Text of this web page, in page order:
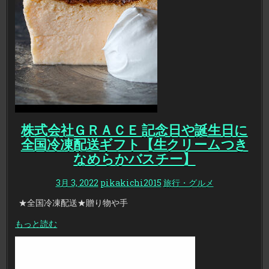
株式会社ＧＲＡＣＥ 記念日や誕生日に
全国冷凍配送ギフト【生クリームつき
なめらかバスチー】
3月 3, 2022 pikakichi2015 旅行・グルメ
★全国冷凍配送★贈り物や手
もっと読む